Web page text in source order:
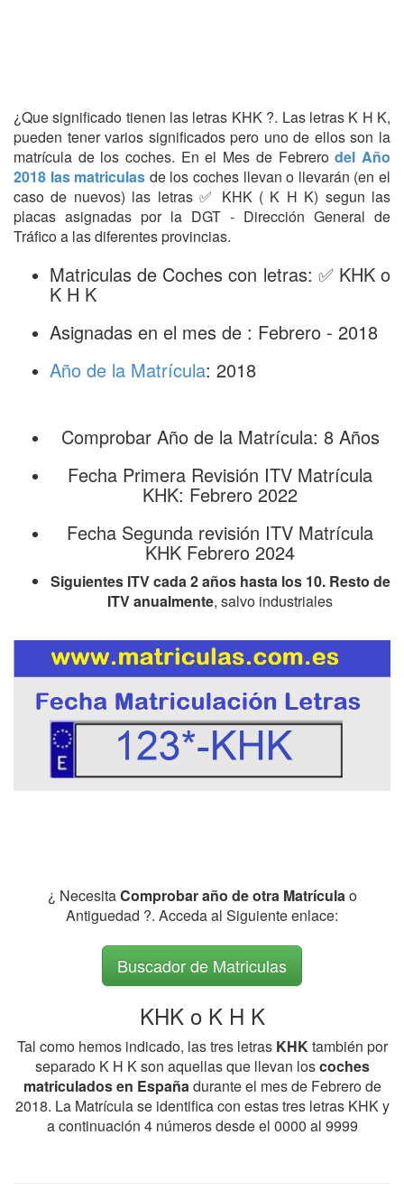
¿Que significado tienen las letras KHK ?. Las letras K H K,
pueden tener varios significados pero uno de ellos son la
matrícula de los coches. En el Mes de Febrerodel Año
2018 las matriculas de los coches llevan o llevarán (en el
caso de nuevos) las letras ✅ KHK ( K H K) segun las
placas asignadas por la DGT - Dirección General de
Tráfico a las diferentes provincias.
Matriculas de Coches con letras: ✅ KHK o
K H K
Asignadas en el mes de : Febrero - 2018
Año de la Matrícula: 2018
Comprobar Año de la Matrícula: 8 Años
Fecha Primera Revisión ITV Matrícula
KHK: Febrero 2022
Fecha Segunda revisión ITV Matrícula
KHK Febrero 2024
Siguientes ITV cada 2 años hasta los 10. Resto de
ITV anualmente, salvo industriales
¿ NecesitaComprobar año de otra Matrículao
Antiguedad ?. Acceda al Siguiente enlace:
Buscador de Matriculas
KHK o K H K
Tal como hemos indicado, las tres letras KHKtambién por
separado K H K son aquellas que llevan loscoches
matriculados en Españadurante el mes de Febrero de
2018. La Matrícula se identifica con estas tres letras KHK y
a continuación 4 números desde el 0000 al 9999